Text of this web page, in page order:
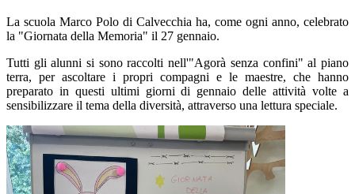
La scuola Marco Polo di Calvecchia ha, come ogni anno, celebrato
la "Giornata della Memoria" il 27 gennaio.
Tutti gli alunni si sono raccolti nell'"Agorà senza confini" al piano
terra, per ascoltare i propri compagni e le maestre, che hanno
preparato in questi ultimi giorni di gennaio delle attività volte a
sensibilizzare il tema della diversità, attraverso una lettura speciale.